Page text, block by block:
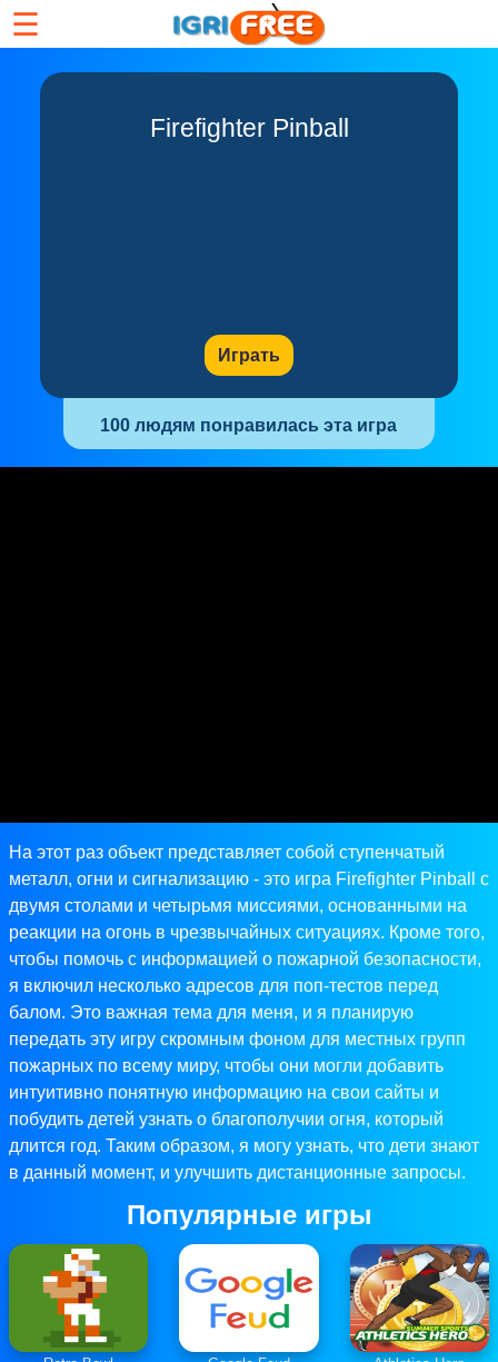
☰
Firefighter Pinball
Играть
100 людям понравилась эта игра
На этот раз объект представляет собой ступенчатый
металл, огни и сигнализацию - это игра Firefighter Pinball с
двумя столами и четырьмя миссиями, основанными на
реакции на огонь в чрезвычайных ситуациях. Кроме того,
чтобы помочь с информацией о пожарной безопасности,
я включил несколько адресов для поп-тестов перед
балом. Это важная тема для меня, и я планирую
передать эту игру скромным фоном для местных групп
пожарных по всему миру, чтобы они могли добавить
интуитивно понятную информацию на свои сайты и
побудить детей узнать о благополучии огня, который
длится год. Таким образом, я могу узнать, что дети знают
в данный момент, и улучшить дистанционные запросы.
Популярные игры